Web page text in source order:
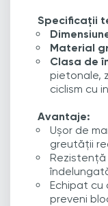
Specificații
Material
Clasa de
pietonale,
ciclism cu
Avantaje:
Ușor de
greutății
Rezistență
Echipat cu
preveni